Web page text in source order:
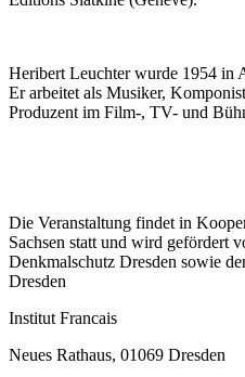
Heribert Leuchter wurde 1954 in
Er arbeitet als Musiker,
Produzent im Film-, TV- und
Die Veranstaltung findet in
Sachsen statt und wird gefördert
Denkmalschutz Dresden sowie
Dresden
Institut Francais
Neues Rathaus, 01069 Dresden